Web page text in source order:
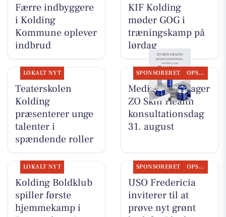
Færre indbyggere
i Kolding
Kommune oplever
indbrud
KIF Kolding
møder GOG i
træningskamp på
lørdag
LOKALT NYT
Teaterskolen
Kolding
præsenterer unge
talenter i
spændende roller
SPONSORERET OPSLAGSTAVLEN
MediSkin gentager
ZO Skin Health
konsultationsdag
31. august
LOKALT NYT
Kolding Boldklub
spiller første
hjemmekamp i
SPONSORERET OPSLAGSTAVLEN
USO Fredericia
inviterer til at
prøve nyt grønt